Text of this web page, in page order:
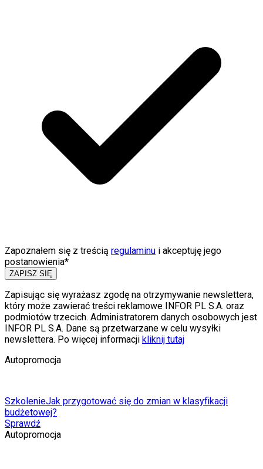
Zapoznałem się z treścią regulaminu i akceptuję jego
postanowienia*
ZAPISZ SIĘ
Zapisując się wyrażasz zgodę na otrzymywanie newslettera,
który może zawierać treści reklamowe INFOR PL S.A. oraz
podmiotów trzecich. Administratorem danych osobowych jest
INFOR PL S.A. Dane są przetwarzane w celu wysyłki
newslettera. Po więcej informacji kliknij tutaj
Autopromocja
SzkolenieJak przygotować się do zmian w klasyfikacji
budżetowej?
Sprawdź
Autopromocja